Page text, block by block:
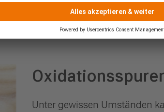
verhindern.
Unter gewissen Umständen